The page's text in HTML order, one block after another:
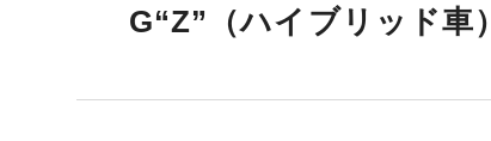
G“Z”（ハイブリッド車）